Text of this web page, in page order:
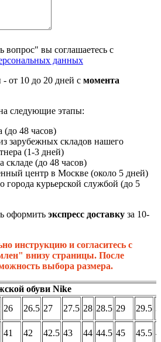
вы соглашаетесь с
данных
- от 10 до 20 дней с момента
следующие этапы:
(до 48 часов)
зарубежных складов нашего
(1-3 дней)
складе (до 48 часов)
центр в Москве (около 5 дней)
города курьерской службой (до 5
оформить экспресс доставку за 10-
инструкцию и согласитесь с
внизу страницы. После
выбора размера.
обуви Nike
26 26.5 27 27.5 28 28.5 29 29.5
41 42 42.5 43 44 44.5 45 45.5